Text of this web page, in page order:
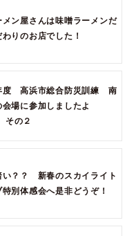
メン屋さんは味噌ラーメンだ
りのお店でした！
度 高浜市総合防災訓練 南
会場に参加しましたよ
の２
い？？ 新春のスカイライト
別体感会へ是非どうぞ！